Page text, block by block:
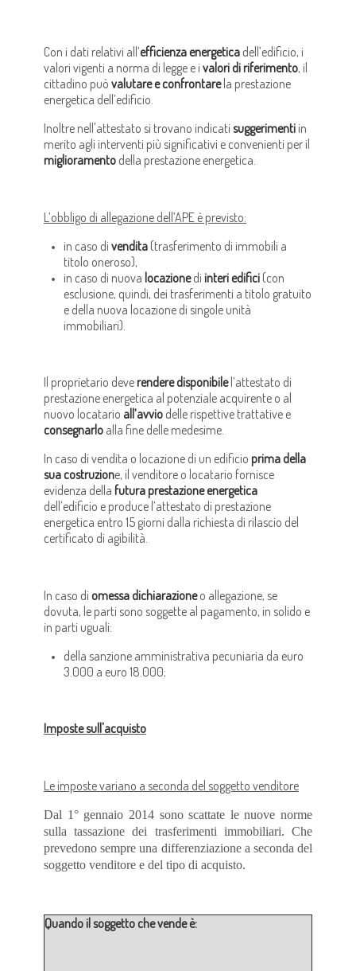
Con i dati relativi all’efficienza energetica dell’edificio, i
valori vigenti a norma di legge e i valori di riferimento, il
cittadino può valutare e confrontarela prestazione
energetica dell’edificio.
Inoltre nell'attestato si trovano indicati suggerimenti in
merito agli interventi più significativi e convenienti per il
miglioramento della prestazione energetica.
L’obbligo di allegazione dell’APE è previsto:
in caso di vendita (trasferimento di immobili a
titolo oneroso),
in caso di nuova locazionedi interi edifici (con
esclusione, quindi, dei trasferimenti a titolo gratuito
e della nuova locazione di singole unità
immobiliari).
Il proprietario deve rendere disponibilel’attestato di
prestazione energetica al potenziale acquirente o al
nuovo locatario all’avvio delle rispettive trattative e
consegnarlo alla fine delle medesime.
In caso di vendita o locazione di un edificio prima della
sua costruzione, il venditore o locatario fornisce
evidenza della futura prestazione energetica
dell’edificio e produce l’attestato di prestazione
energetica entro 15 giorni dalla richiesta di rilascio del
certificato di agibilità.
In caso di omessa dichiarazioneo allegazione, se
dovuta, le parti sono soggette al pagamento, in solido e
in parti uguali:
della sanzione amministrativa pecuniaria da euro
3.000 a euro 18.000;
Imposte sull'acquisto
Le imposte variano a seconda del soggetto venditore
Dal 1° gennaio 2014 sono scattate le nuove norme
sulla tassazione dei trasferimenti immobiliari. Che
prevedono sempre una differenziazione a seconda del
soggetto venditore e del tipo di acquisto.
Quando il soggetto che vende è: